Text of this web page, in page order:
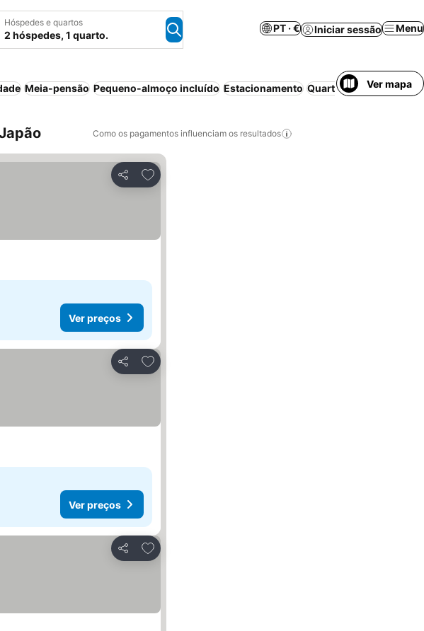
Hóspedes e quartos
2 hóspedes, 1 quarto.
PT · € Iniciar sessão Menu
Meia-pensão Pequeno-almoço incluído Estacionamento Quarto para nãoVer mapa
Como os pagamentos influenciam os resultados
Partilhar
Adicionar aos favoritos
Ver preços
Partilhar
Adicionar aos favoritos
Ver preços
Partilhar
Adicionar aos favoritos